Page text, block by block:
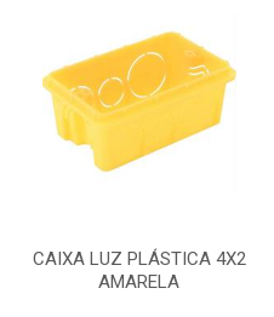
CAIXA LUZ PLÁSTICA 4X2
AMARELA